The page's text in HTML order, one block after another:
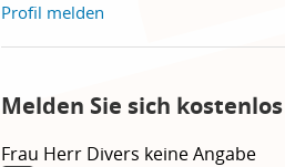
Profil melden
Melden Sie sich
Frau Herr Divers keine Angabe